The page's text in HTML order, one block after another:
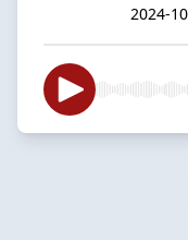
2024-